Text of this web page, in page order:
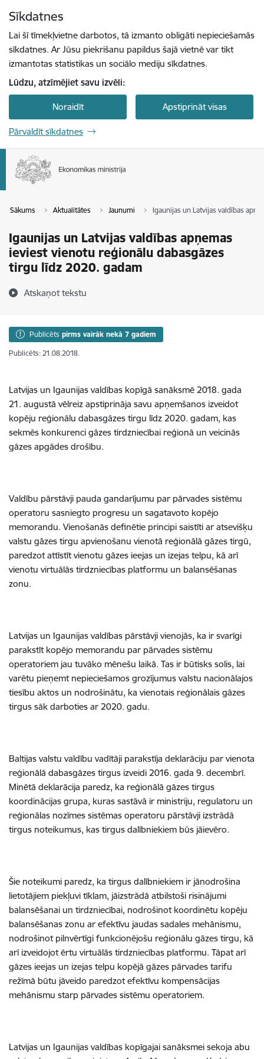
Sīkdatnes
Lai šī tīmekļvietne darbotos, tā izmanto obligāti nepieciešamās
sīkdatnes. Ar Jūsu piekrišanu papildus šajā vietnē var tikt
izmantotas statistikas un sociālo mediju sīkdatnes.
Lūdzu, atzīmējiet savu izvēli:
Noraidīt Apstiprināt visas
Pārvaldīt sīkdatnes
Sākums Aktualitātes Jaunumi Igaunijas un Latvijas valdības
Igaunijas un Latvijas valdības apņemas
ieviest vienotu reģionālu dabasgāzes
tirgu līdz 2020. gadam
Atskaņot tekstu
Publicēts pirms vairāk nekā 7 gadiem
Publicēts: 21.08.2018.
Latvijas un Igaunijas valdības kopīgā sanāksmē 2018. gada
21. augustā vēlreiz apstiprināja savu apņemšanos izveidot
kopēju reģionālu dabasgāzes tirgu līdz 2020. gadam, kas
sekmēs konkurenci gāzes tirdzniecībai reģionā un veicinās
gāzes apgādes drošību.
Valdību pārstāvji pauda gandarījumu par pārvades sistēmu
operatoru sasniegto progresu un sagatavoto kopējo
memorandu. Vienošanās definētie principi saistīti ar atsevišķu
valstu gāzes tirgu apvienošanu vienotā reģionālā gāzes tirgū,
paredzot attīstīt vienotu gāzes ieejas un izejas telpu, kā arī
vienotu virtuālās tirdzniecības platformu un balansēšanas
zonu.
Latvijas un Igaunijas valdības pārstāvji vienojās, ka ir svarīgi
parakstīt kopējo memorandu par pārvades sistēmu
operatoriem jau tuvāko mēnešu laikā. Tas ir būtisks solis, lai
varētu pieņemt nepieciešamos grozījumus valstu nacionālajos
tiesību aktos un nodrošinātu, ka vienotais reģionālais gāzes
tirgus sāk darboties ar 2020. gadu.
Baltijas valstu valdību vadītāji parakstīja deklarāciju par vienota
reģionālā dabasgāzes tirgus izveidi 2016. gada 9. decembrī.
Minētā deklarācija paredz, ka reģionālā gāzes tirgus
koordinācijas grupa, kuras sastāvā ir ministriju, regulatoru un
reģionālas nozīmes sistēmas operatoru pārstāvji izstrādā
tirgus noteikumus, kas tirgus dalībniekiem būs jāievēro.
Šie noteikumi paredz, ka tirgus dalībniekiem ir jānodrošina
lietotājiem piekļuvi tīklam, jāizstrādā atbilstoši risinājumi
balansēšanai un tirdzniecībai, nodrošinot koordinētu kopēju
balansēšanas zonu ar efektīvu jaudas sadales mehānismu,
nodrošinot pilnvērtīgi funkcionējošu reģionālu gāzes tirgu, kā
arī izveidojot ērtu virtuālās tirdzniecības platformu. Tāpat arī
gāzes ieejas un izejas telpu kopējā gāzes pārvades tarifu
režīmā būtu jāveido paredzot efektīvu kompensācijas
mehānismu starp pārvades sistēmu operatoriem.
Latvijas un Igaunijas valdības kopīgajai sanāksmei sekoja abu